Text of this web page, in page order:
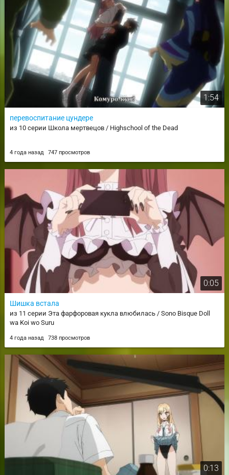
1:54
перевоспитание цундере
из 10 серии Школа мертвецов / Highschool of the Dead
4 года назад 747 просмотров
0:05
Шишка встала
из 11 серии Эта фарфоровая кукла влюбилась / Sono Bisque Doll
wa Koi wo Suru
4 года назад 738 просмотров
0:13